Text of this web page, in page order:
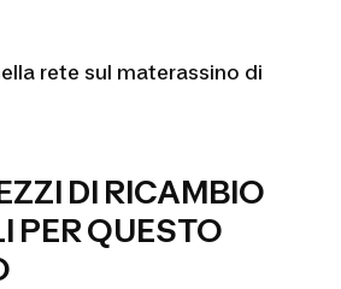
rete sul materassino di
DI RICAMBIO
PER QUESTO